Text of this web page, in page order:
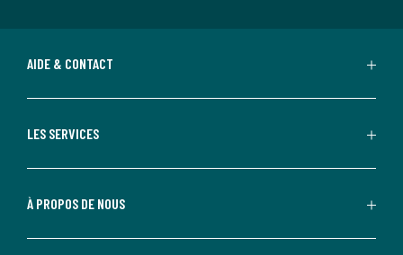
AIDE & CONTACT
LES SERVICES
À PROPOS DE NOUS